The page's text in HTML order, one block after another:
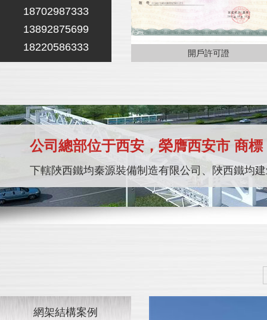
18702987333
13892875699
18220586333
陜西輕重鋼結構施工現場
陜西鋼結構施工工藝
開戶許可證
職業健康安 全 管理體系認證
公司總部位于西安，榮膺西安市 商標
下轄陜西鐵均秦源裝備制造有限公司、陜西鐵均
網架結構案例